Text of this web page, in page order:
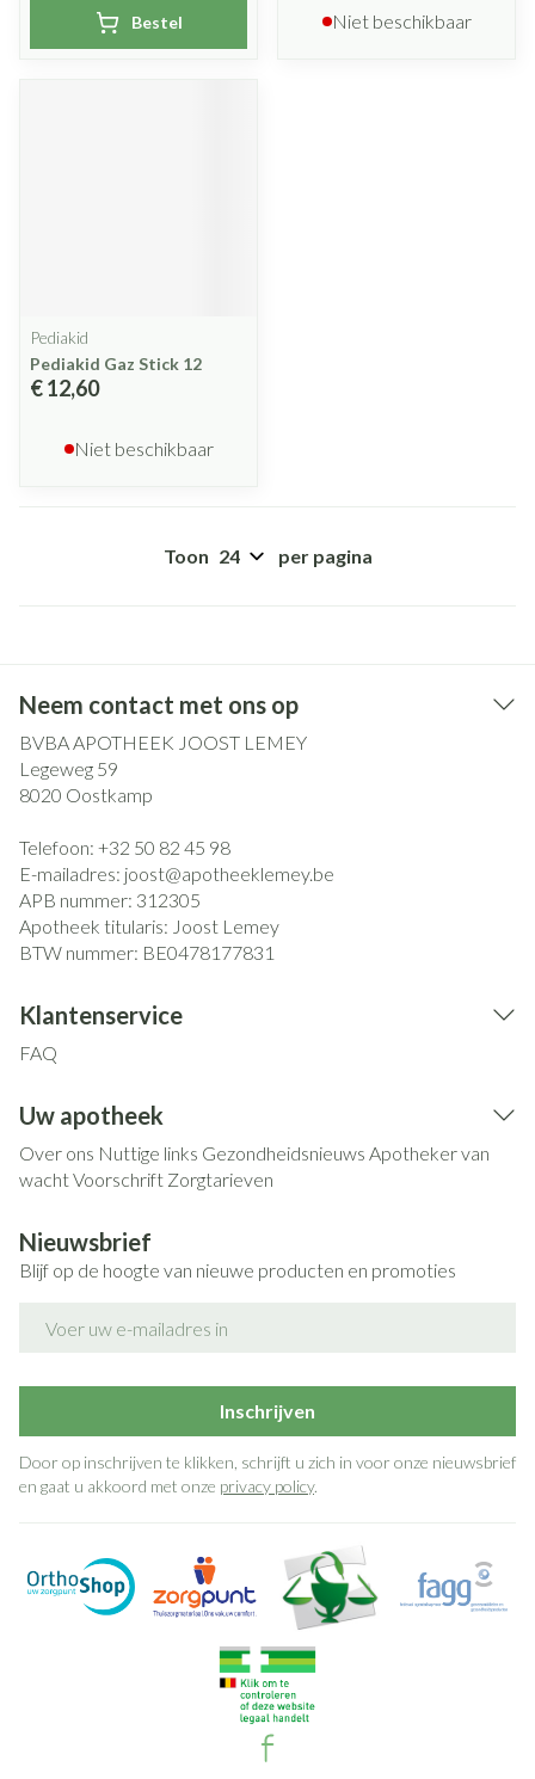
Bestel Niet beschikbaar
Pediakid
Pediakid Gaz Stick 12
€ 12,60
Niet beschikbaar
Toon per pagina
Neem contact met ons op
BVBA APOTHEEK JOOST LEMEY
Legeweg 59
8020 Oostkamp
Telefoon: +32 50 82 45 98
E-mailadres: joost@apotheeklemey.be
APB nummer: 312305
Apotheek titularis: Joost Lemey
BTW nummer: BE0478177831
Klantenservice
FAQ
Uw apotheek
Over ons Nuttige links Gezondheidsnieuws Apotheker van
wachtVoorschrift Zorgtarieven
Nieuwsbrief
Blijf op de hoogte van nieuwe producten en promoties
Inschrijven
Door op inschrijven te klikken, schrijft u zich in voor onze nieuwsbrief
en gaat u akkoord met onze privacy policy.